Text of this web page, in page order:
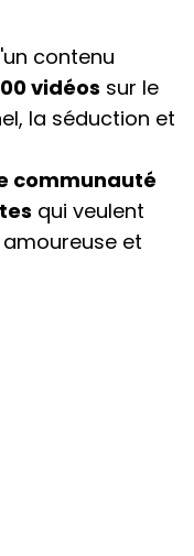
contenu
vidéos sur le
la séduction et
communauté
qui veulent
et